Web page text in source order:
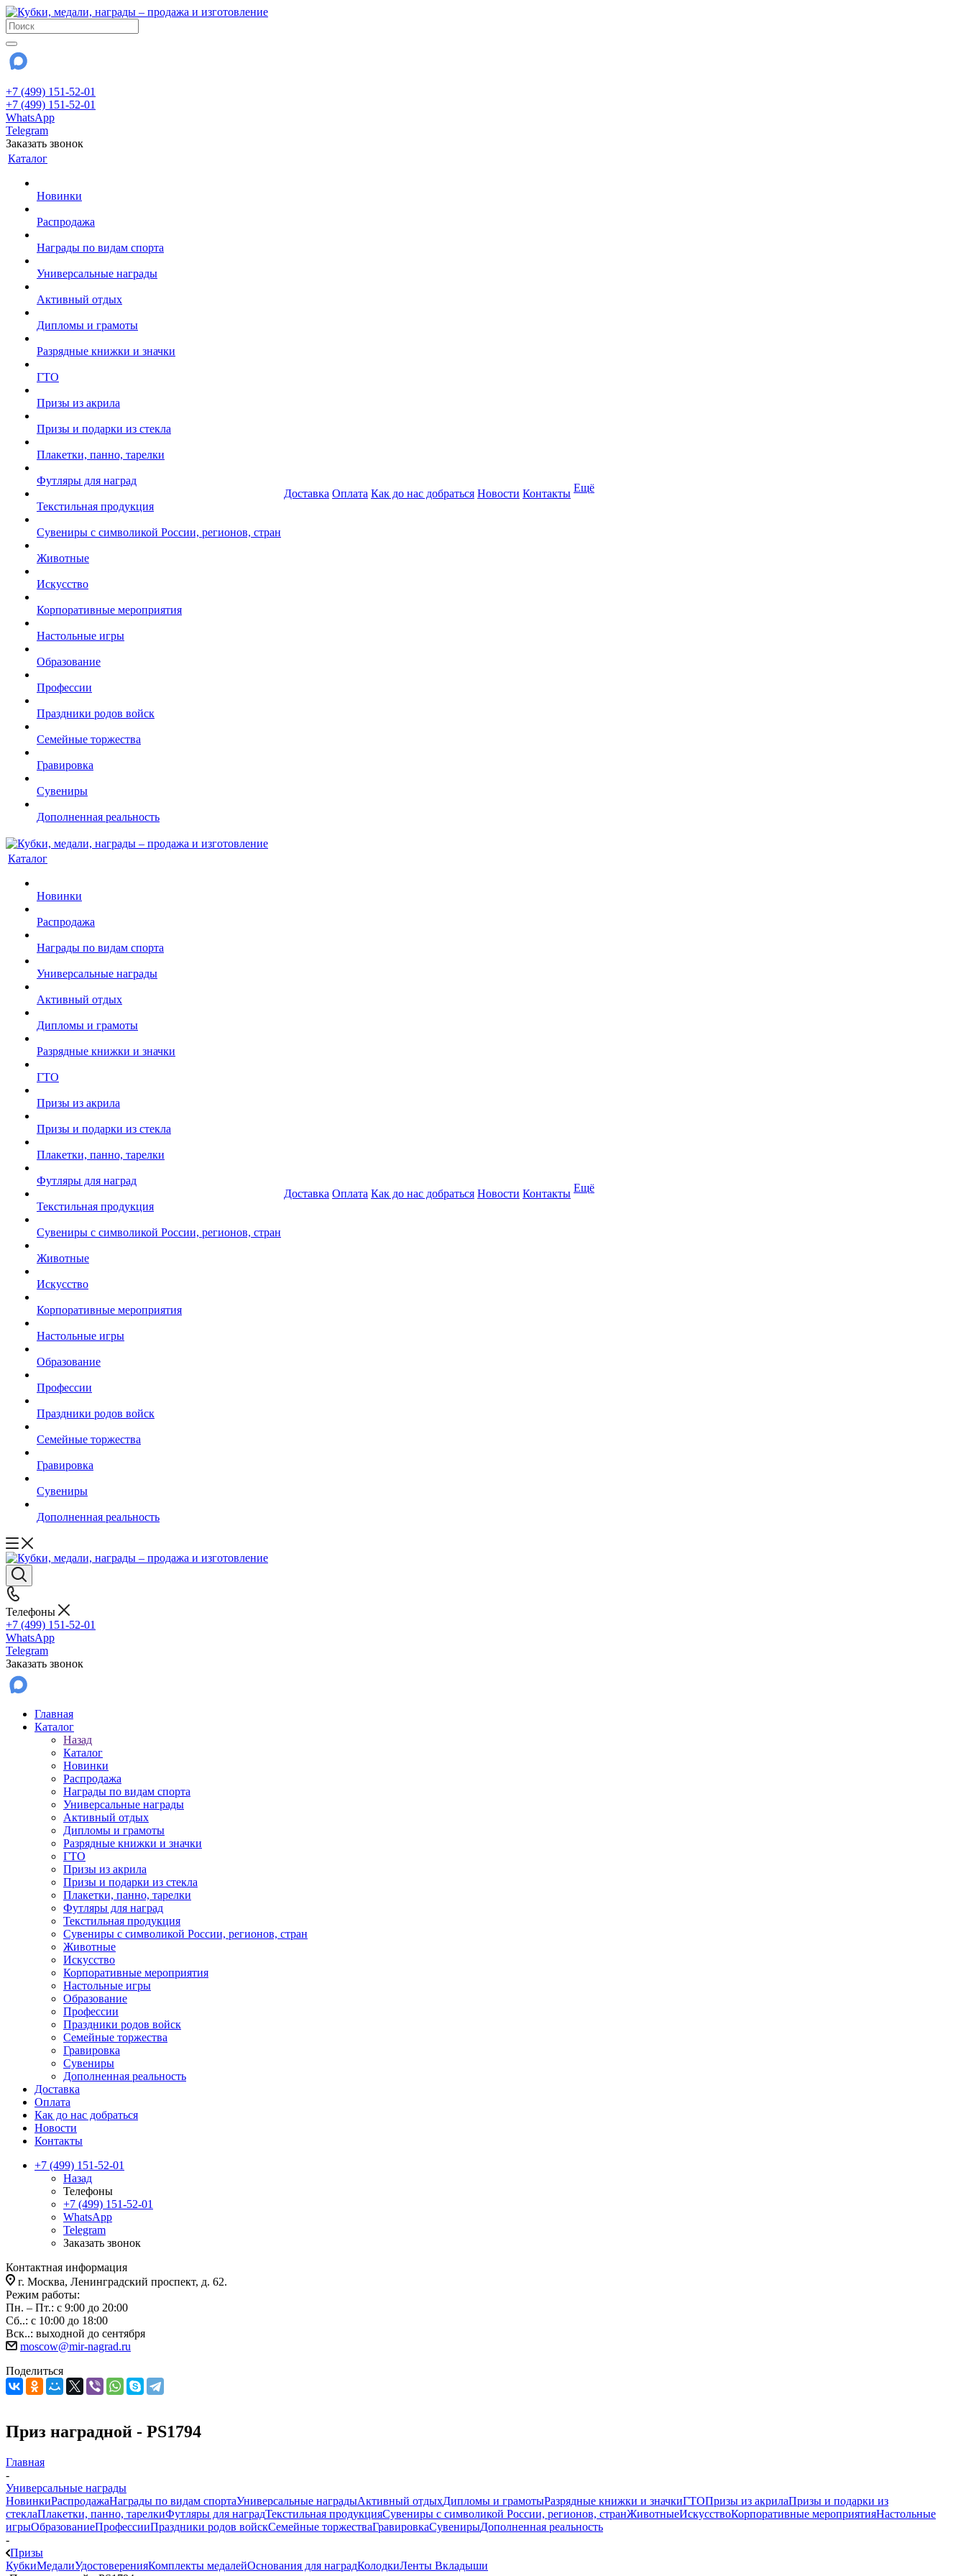
+7 (499) 151-52-01
+7 (499) 151-52-01
WhatsApp
Telegram
Заказать звонок
Каталог
Новинки
Распродажа
Награды по видам спорта
Универсальные награды
Активный отдых
Дипломы и грамоты
Разрядные книжки и значки
ГТО
Призы из акрила
Призы и подарки из стекла
Плакетки, панно, тарелки
Футляры для наград
Текстильная продукция
Сувениры с символикой России, регионов, стран
Животные
Искусство
Корпоративные мероприятия
Настольные игры
Образование
Профессии
Праздники родов войск
Семейные торжества
Гравировка
Сувениры
Дополненная реальность
Доставка Оплата Как до нас добраться Новости Контакты Ещё
Каталог
Новинки
Распродажа
Награды по видам спорта
Универсальные награды
Активный отдых
Дипломы и грамоты
Разрядные книжки и значки
ГТО
Призы из акрила
Призы и подарки из стекла
Плакетки, панно, тарелки
Футляры для наград
Текстильная продукция
Сувениры с символикой России, регионов, стран
Животные
Искусство
Корпоративные мероприятия
Настольные игры
Образование
Профессии
Праздники родов войск
Семейные торжества
Гравировка
Сувениры
Дополненная реальность
Доставка Оплата Как до нас добраться Новости Контакты Ещё
Телефоны
+7 (499) 151-52-01
WhatsApp
Telegram
Заказать звонок
Главная
Каталог
Назад
Каталог
Новинки
Распродажа
Награды по видам спорта
Универсальные награды
Активный отдых
Дипломы и грамоты
Разрядные книжки и значки
ГТО
Призы из акрила
Призы и подарки из стекла
Плакетки, панно, тарелки
Футляры для наград
Текстильная продукция
Сувениры с символикой России, регионов, стран
Животные
Искусство
Корпоративные мероприятия
Настольные игры
Образование
Профессии
Праздники родов войск
Семейные торжества
Гравировка
Сувениры
Дополненная реальность
Доставка
Оплата
Как до нас добраться
Новости
Контакты
+7 (499) 151-52-01
Назад
Телефоны
+7 (499) 151-52-01
WhatsApp
Telegram
Заказать звонок
Контактная информация
г. Москва, Ленинградский проспект, д. 62.
Режим работы:
Пн. – Пт.: с 9:00 до 20:00
Сб..: с 10:00 до 18:00
Вск..: выходной до сентября
moscow@mir-nagrad.ru
Поделиться
Приз наградной - PS1794
Главная
-
Универсальные награды
НовинкиРаспродажаНаграды по видам спортаУниверсальные наградыАктивный отдыхДипломы и грамотыРазрядные книжки и значкиГТОПризы из акрилаПризы и подарки из
стеклаПлакетки, панно, тарелкиФутляры для наградТекстильная продукцияСувениры с символикой России, регионов, странЖивотныеИскусствоКорпоративные мероприятияНастольные
игрыОбразованиеПрофессииПраздники родов войскСемейные торжестваГравировкаСувенирыДополненная реальность
-
Призы
КубкиМедалиУдостоверенияКомплекты медалейОснования для наградКолодкиЛенты Вкладыши